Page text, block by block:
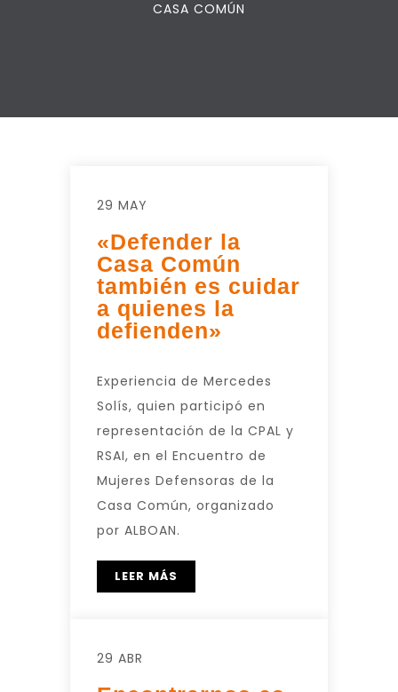
CASA COMÚN
29 MAY
«Defender la
Casa Común
también es cuidar
a quienes la
defienden»
Experiencia de Mercedes
Solís, quien participó en
representación de la CPAL y
RSAI, en el Encuentro de
Mujeres Defensoras de la
Casa Común, organizado
por ALBOAN.
LEER MÁS
29 ABR